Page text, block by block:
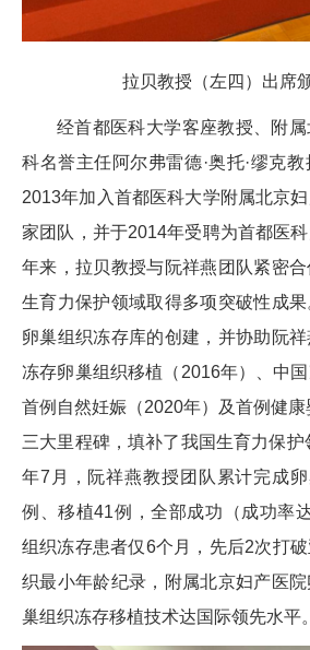
拉贝教授（左四）出席
经首都医科大学客座教授、附
科名誉主任阿尔弗雷德·奥托·缪克
2013年加入首都医科大学附属北京
家团队，并于2014年受聘为首都医
年来，拉贝教授与阮祥燕团队紧密
生育力保护领域取得多项突破性成
卵巢组织冻存库的创建，并协助阮
冻存卵巢组织移植（2016年）、中
首例自然妊娠（2020年）及首例健康
三大里程碑，填补了我国生育力保
年7月，阮祥燕教授团队累计完成
例、移植41例，全部成功（成功率
组织冻存患者仅6个月，先后2次打
织最小年龄纪录，附属北京妇产医
巢组织冻存移植技术达国际领先水平。